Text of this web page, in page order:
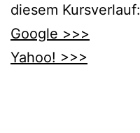
diesem Kursverlauf:
Google >>>
Yahoo! >>>